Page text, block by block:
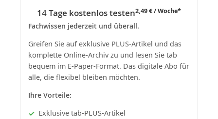
14 Tage kostenlos testen2,49 € / Woche*
Fachwissen jederzeit und überall.
Greifen Sie auf exklusive PLUS-Artikel und das
komplette Online-Archiv zu und lesen Sie tab
bequem im E-Paper-Format. Das digitale Abo für
alle, die flexibel bleiben möchten.
Ihre Vorteile:
Exklusive tab-PLUS-Artikel